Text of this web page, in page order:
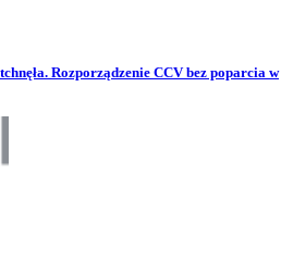
Rozporządzenie CCV bez poparcia w